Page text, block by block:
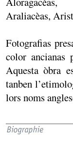
Araliacèas,
Fotografias
color ancianas
Aquesta òbra
tanben
lors noms